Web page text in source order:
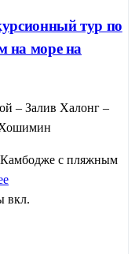
тур по
на море на
– Залив Халонг –
с пляжным
вкл.